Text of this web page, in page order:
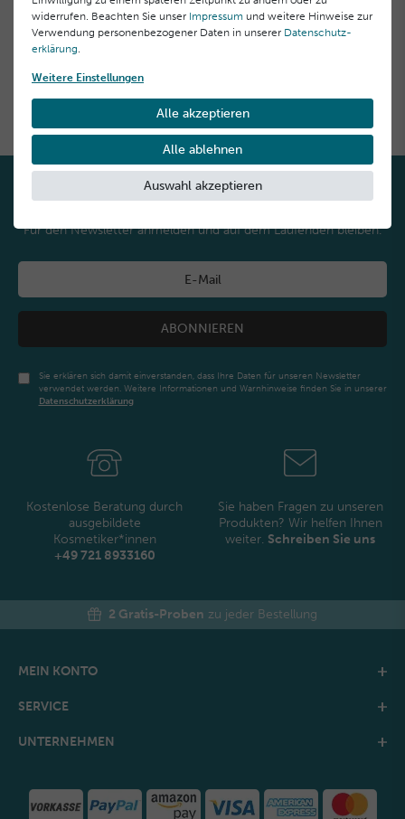
SichereZahlungsarten
NEWSLETTER
Für den Newsletter anmelden und auf dem Laufenden bleiben.
ABONNIEREN
Sie erklären sich damit einverstanden, dass Ihre Daten für unseren Newsletter
verwendet werden. Weitere Informationen und Warnhinweise finden Sie in unserer
Daten­schutz­erklärung
Kostenlose Beratung durch
ausgebildete
Kosmetiker*innen
+49 721 8933160
Sie haben Fragen zu unseren
Produkten? Wir helfen Ihnen
weiter. Schreiben Sie uns
2 Gratis-Proben zu jeder Bestellung
MEIN KONTO
SERVICE
UNTERNEHMEN
widerrufen. Beachten Sie unser Impressum und weitere Hinweise zur
Verwendung personenbezogener Daten in unserer Daten­schutz­
erklärung.
Weitere Einstellungen
Alle akzeptieren
Alle ablehnen
Auswahl akzeptieren